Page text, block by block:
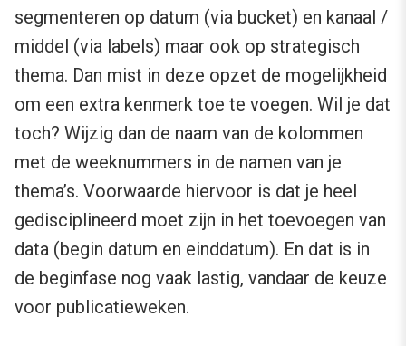
segmenteren op datum (via bucket) en kanaal /
middel (via labels) maar ook op strategisch
thema. Dan mist in deze opzet de mogelijkheid
om een extra kenmerk toe te voegen. Wil je dat
toch? Wijzig dan de naam van de kolommen
met de weeknummers in de namen van je
thema’s. Voorwaarde hiervoor is dat je heel
gedisciplineerd moet zijn in het toevoegen van
data (begin datum en einddatum). En dat is in
de beginfase nog vaak lastig, vandaar de keuze
voor publicatieweken.